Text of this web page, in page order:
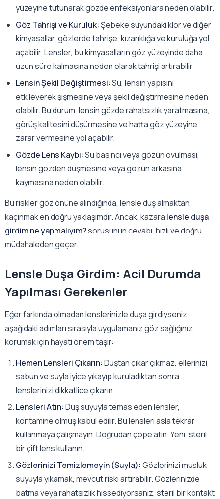
yüzeyine tutunarak gözde enfeksiyonlara neden olabilir.
Göz Tahrişi ve Kuruluk:Şebeke suyundaki klor ve diğer
kimyasallar, gözlerde tahrişe, kızarıklığa ve kuruluğa yol
açabilir. Lensler, bu kimyasalların göz yüzeyinde daha
uzun süre kalmasına neden olarak tahrişi artırabilir.
Lensin Şekil Değiştirmesi:Su, lensin yapısını
etkileyerek şişmesine veya şekil değiştirmesine neden
olabilir. Bu durum, lensin gözde rahatsızlık yaratmasına,
görüş kalitesini düşürmesine ve hatta göz yüzeyine
zarar vermesine yol açabilir.
Gözde Lens Kaybı:Su basıncı veya gözün ovulması,
lensin gözden düşmesine veya gözün arkasına
kaymasına neden olabilir.
Bu riskler göz önüne alındığında, lensle duş almaktan
kaçınmak en doğru yaklaşımdır. Ancak, kazara lensle duşa
girdim ne yapmalıyım?sorusunun cevabı, hızlı ve doğru
müdahaleden geçer.
Lensle Duşa Girdim: Acil Durumda
Yapılması Gerekenler
Eğer farkında olmadan lenslerinizle duşa girdiyseniz,
aşağıdaki adımları sırasıyla uygulamanız göz sağlığınızı
korumak için hayati önem taşır:
Hemen Lensleri Çıkarın:Duştan çıkar çıkmaz, ellerinizi
sabun ve suyla iyice yıkayıp kuruladıktan sonra
lenslerinizi dikkatlice çıkarın.
Lensleri Atın:Duş suyuyla temas eden lensler,
kontamine olmuş kabul edilir. Bu lensleri asla tekrar
kullanmaya çalışmayın. Doğrudan çöpe atın. Yeni, steril
bir çift lens kullanın.
Gözlerinizi Temizlemeyin (Suyla):Gözlerinizi musluk
suyuyla yıkamak, mevcut riski artırabilir. Gözlerinizde
batma veya rahatsızlık hissediyorsanız, steril bir kontakt